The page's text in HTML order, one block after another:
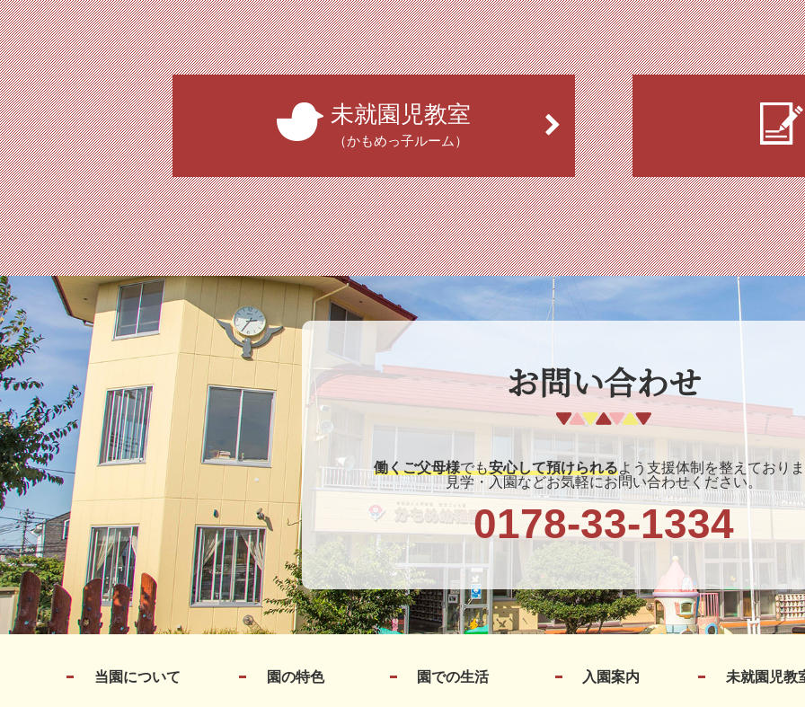
未就園児教室
（かもめっ子ルーム）
お問い合わせ
働くご父母様でも安心して預けられるよう支援体制を整えており
見学・入園などお気軽にお問い合わせください。
0178-33-1334
当園について 園の特色 園での生活 入園案内 未就園児教